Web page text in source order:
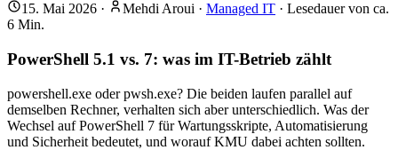
15. Mai 2026 · Mehdi Aroui · Managed IT · Lesedauer von ca.
6 Min.
PowerShell 5.1 vs. 7: was im IT-Betrieb zählt
powershell.exe oder pwsh.exe? Die beiden laufen parallel auf
demselben Rechner, verhalten sich aber unterschiedlich. Was der
Wechsel auf PowerShell 7 für Wartungsskripte, Automatisierung
und Sicherheit bedeutet, und worauf KMU dabei achten sollten.